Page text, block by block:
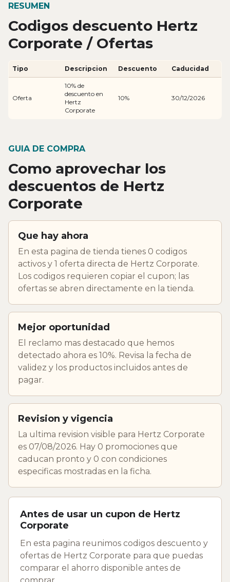
RESUMEN
Codigos descuento Hertz
Corporate / Ofertas
Tipo Descripcion Descuento Caducidad
Oferta
10% de
descuento en
Hertz
Corporate
10% 30/12/2026
GUIA DE COMPRA
Como aprovechar los
descuentos de Hertz
Corporate
Que hay ahora
En esta pagina de tienda tienes 0 codigos
activos y 1 oferta directa de Hertz Corporate.
Los codigos requieren copiar el cupon; las
ofertas se abren directamente en la tienda.
Mejor oportunidad
El reclamo mas destacado que hemos
detectado ahora es 10%. Revisa la fecha de
validez y los productos incluidos antes de
pagar.
Revision y vigencia
La ultima revision visible para Hertz Corporate
es 07/08/2026. Hay 0 promociones que
caducan pronto y 0 con condiciones
especificas mostradas en la ficha.
Antes de usar un cupon de Hertz
Corporate
En esta pagina reunimos codigos descuento y
ofertas de Hertz Corporate para que puedas
comparar el ahorro disponible antes de